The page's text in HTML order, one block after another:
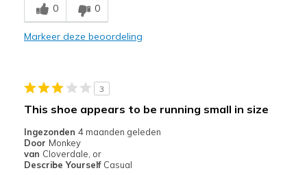
Poor Quality
Wear Out Quickly
Casual Wear
Width
Sizing
Feels half size too small
0 0
Markeer deze beoordeling
3
This shoe appears to be running small in size
Ingezonden 4 maanden geleden
Door Monkey
van Cloverdale, or
Describe Yourself Casual